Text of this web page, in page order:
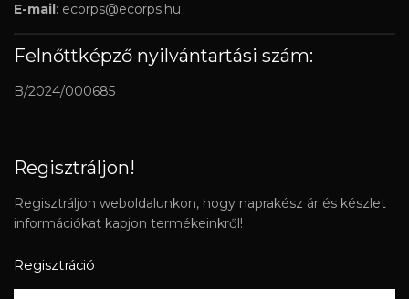
E-mail : ecorps@ecorps.hu
Felnőttképző nyilvántartási szám:
B/2024/000685
Regisztráljon!
Regisztráljon weboldalunkon, hogy naprakész ár és készlet
információkat kapjon termékeinkről!
Regisztráció